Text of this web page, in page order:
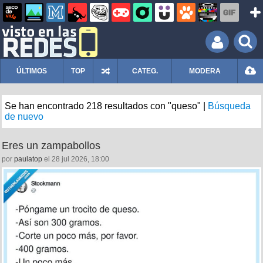
ÚLTIMOS TOP CATEG. MODERA
Se han encontrado 218 resultados con "queso" |
Búsqueda
de nuevo
Eres un zampabollos
por paulatop el 28 jul 2026, 18:00